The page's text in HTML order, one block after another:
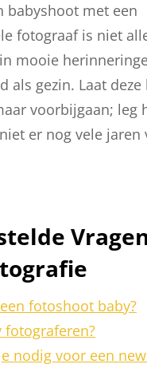
babyshoot met een
fotograaf is niet
mooie
als gezin. Laat
voorbijgaan; leg
er nog vele jaren
fotoshoot baby?
fotograferen?
nodig voor een